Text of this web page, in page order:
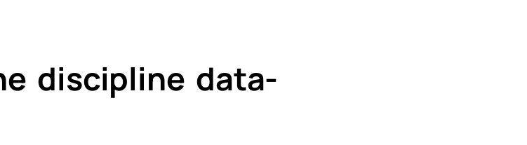
discipline data-